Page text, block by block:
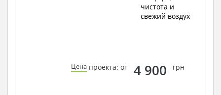
чистота и
свежий воздух
Цена проекта: от 4 900 грн